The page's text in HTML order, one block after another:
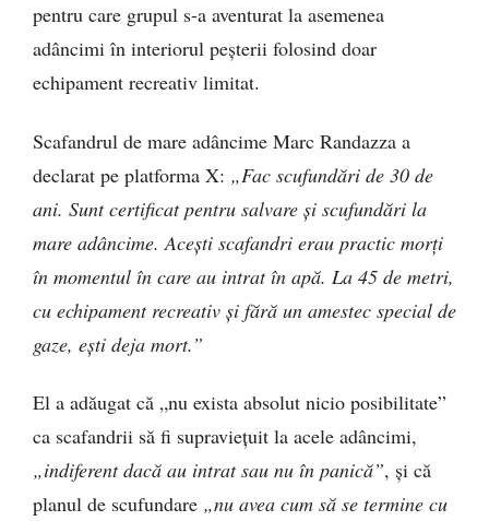
pentru care grupul s-a aventurat la asemenea
adâncimi în interiorul peșterii folosind doar
echipament recreativ limitat.
Scafandrul de mare adâncime Marc Randazza a
declarat pe platforma X: „Fac scufundări de 30 de
ani. Sunt certificat pentru salvare și scufundări la
mare adâncime. Acești scafandri erau practic morți
în momentul în care au intrat în apă. La 45 de metri,
cu echipament recreativ și fără un amestec special de
gaze, ești deja mort.”
El a adăugat că „nu exista absolut nicio posibilitate”
ca scafandrii să fi supraviețuit la acele adâncimi,
„indiferent dacă au intrat sau nu în panică”, și că
planul de scufundare „nu avea cum să se termine cu